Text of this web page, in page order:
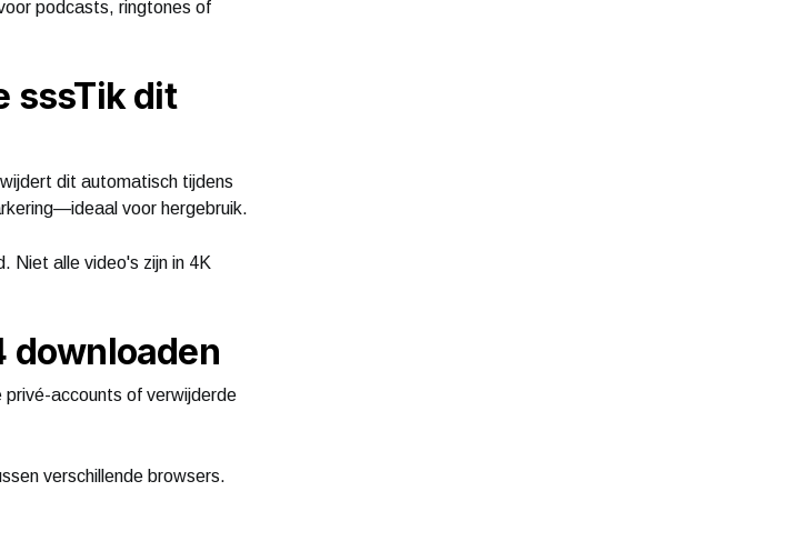
podcasts, ringtones of
sssTik dit
dit automatisch tijdens
voor hergebruik.
Niet alle video's zijn in 4K
downloaden
privé-accounts of verwijderde
verschillende browsers.